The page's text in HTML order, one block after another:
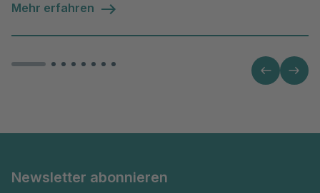
Mehr erfahren
Newsletter abonnieren